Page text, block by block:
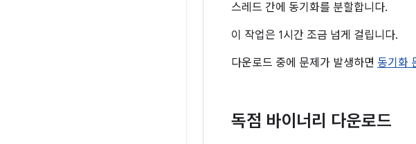
스레드 간에 동기화를 분할합니다.
이 작업은 1시간 조금 넘게 걸립니다.
다운로드 중에 문제가 발생하면 동기화
독점 바이너리 다운로드